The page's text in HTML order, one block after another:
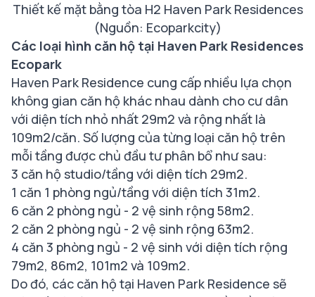
Thiết kế mặt bằng tòa H2 Haven Park Residences
(Nguồn: Ecoparkcity)
Các loại hình căn hộ tại Haven Park Residences
Ecopark
Haven Park Residence cung cấp nhiều lựa chọn
không gian căn hộ khác nhau dành cho cư dân
với diện tích nhỏ nhất 29m2 và rộng nhất là
109m2/căn. Số lượng của từng loại căn hộ trên
mỗi tầng được chủ đầu tư phân bổ như sau:
3 căn hộ studio/tầng với diện tích 29m2.
1 căn 1 phòng ngủ/tầng với diện tích 31m2.
6 căn 2 phòng ngủ - 2 vệ sinh rộng 58m2.
2 căn 2 phòng ngủ - 2 vệ sinh rộng 63m2.
4 căn 3 phòng ngủ - 2 vệ sinh với diện tích rộng
79m2, 86m2, 101m2 và 109m2.
Do đó, các căn hộ tại Haven Park Residence sẽ